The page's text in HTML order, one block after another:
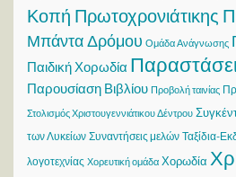
Κοπή Πρωτοχρονιάτικης
Μπάντα Δρόμου Ομάδα Ανάγνωσης
Παιδική Χορωδία
Παρουσίαση Βιβλίου Προβολή ταινίας
Στολισμός Χριστουγεννιάτικου Δέντρου
των Λυκείων Συναντήσεις μελών Ταξίδια-
λογοτεχνίας Χορευτική ομάδα Χορωδία